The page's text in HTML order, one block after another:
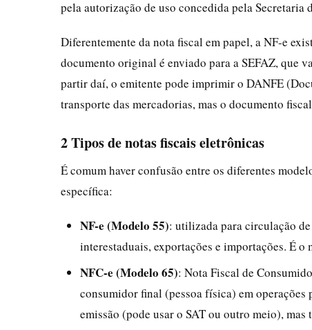
pela autorização de uso concedida pela Secretaria
Diferentemente da nota fiscal em papel, a NF-e
documento original é enviado para a SEFAZ, que
partir daí, o emitente pode imprimir o DANFE
transporte das mercadorias, mas o documento
2 Tipos de notas fiscais eletrônicas
É comum haver confusão entre os diferentes
específica:
NF-e (Modelo 55): utilizada para circulação
interestaduais, exportações e importações. É o
NFC-e (Modelo 65): Nota Fiscal de
consumidor final (pessoa física) em
emissão (pode usar o SAT ou outro meio),